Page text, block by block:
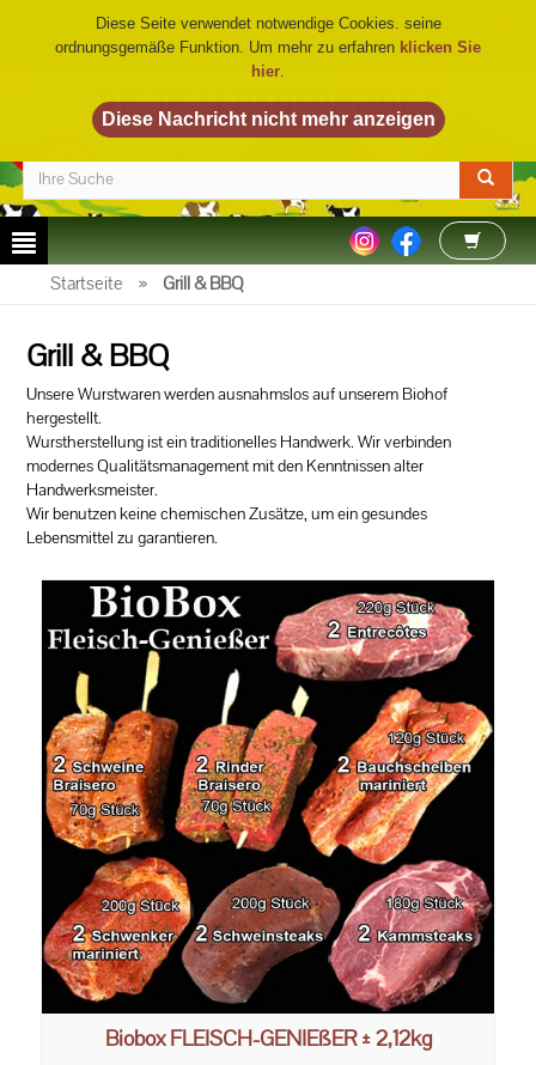
BIO VOM BAUERNHOF©
Startseite » Grill & BBQ
Grill & BBQ
Unsere Wurstwaren werden ausnahmslos auf unserem Biohof
hergestellt.
Wurstherstellung ist ein traditionelles Handwerk. Wir verbinden
modernes Qualitätsmanagement mit den Kenntnissen alter
Handwerksmeister.
Wir benutzen keine chemischen Zusätze, um ein gesundes
Lebensmittel zu garantieren.
Biobox FLEISCH-GENIEßER ± 2,12kg
Diese Seite verwendet notwendige Cookies. seine
ordnungsgemäße Funktion. Um mehr zu erfahren klicken Sie
hier.